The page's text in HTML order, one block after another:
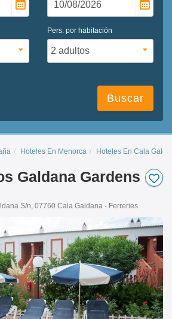
Pers. por habitación
Buscar
Hoteles En Menorca Hoteles En Cala
Galdana Gardens
S/n, 07760 Cala Galdana - Ferreries